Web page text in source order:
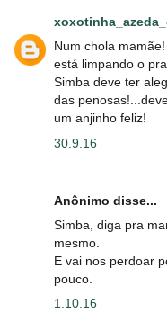
Num chola
está limpando o
Simba deve ter
das
um anjinho feliz!
30.9.16
Anônimo disse...
Simba, diga pra
mesmo.
E vai nos perdoar
pouco.
1.10.16